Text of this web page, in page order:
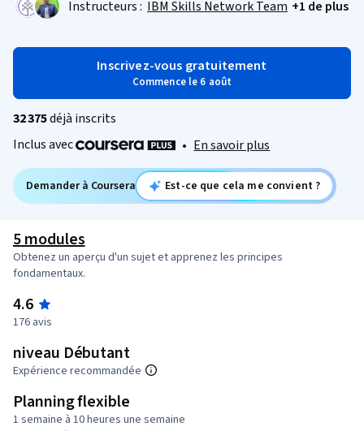
Instructeurs : IBM Skills Network Team +1 de plus
Inscrivez-vous gratuitement
Commence le 6 août
32 375déjà inscrits
Inclus avec
• En savoir plus
Demander à Coursera Est-ce que cela me convient ?
5 modules
Obtenez un aperçu d'un sujet et apprenez les principes
fondamentaux.
4.6
176 avis
niveau Débutant
Expérience recommandée
Planning flexible
1 semaine à 10 heures une semaine